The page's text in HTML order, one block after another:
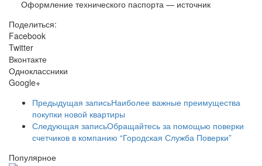
Оформление технического паспорта — источник
Поделиться:
Facebook
Twitter
Вконтакте
Одноклассники
Google+
Предыдущая записьНаиболее важные преимущества
покупки новой квартиры
Следующая записьОбращайтесь за помощью поверки
счетчиков в компанию “Городская Служба Поверки”
Популярное